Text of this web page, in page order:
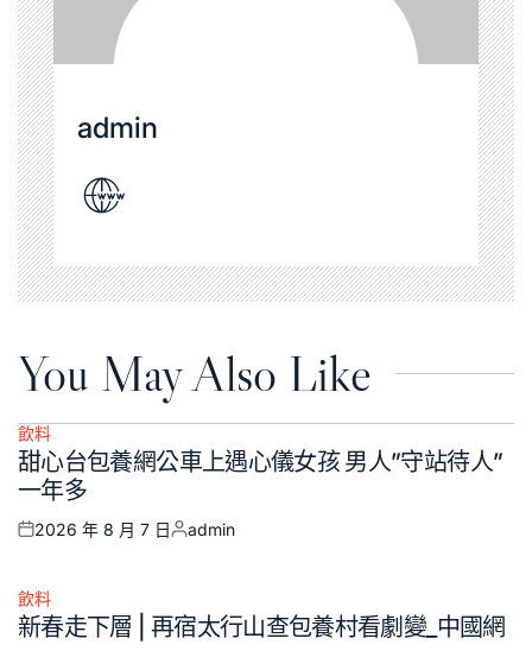
admin
You May Also Like
Posted
in
飲料
甜心台包養網公車上遇心儀女孩 男人”守站待人”
一年多
Posted
2026 年 8 月 7 日
Posted
admin
Posted
in
飲料
新春走下層 | 再宿太行山查包養村看劇變_中國網